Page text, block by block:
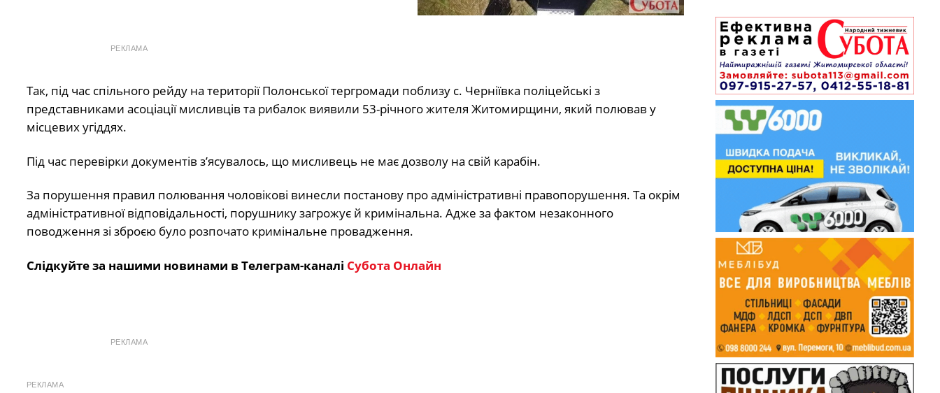
РЕКЛАМА
Так, під час спільного рейду на території Полонської тергромади поблизу с. Черніївка поліцейські з
представниками асоціації мисливців та рибалок виявили 53-річного жителя Житомирщини, який полював у
місцевих угіддях.
Під час перевірки документів з’ясувалось, що мисливець не має дозволу на свій карабін.
За порушення правил полювання чоловікові винесли постанову про адміністративні правопорушення. Та окрім
адміністративної відповідальності, порушнику загрожує й кримінальна. Адже за фактом незаконного
поводження зі зброєю було розпочато кримінальне провадження.
Слідкуйте за нашими новинами в Телеграм-каналі Субота Онлайн
РЕКЛАМА
РЕКЛАМА